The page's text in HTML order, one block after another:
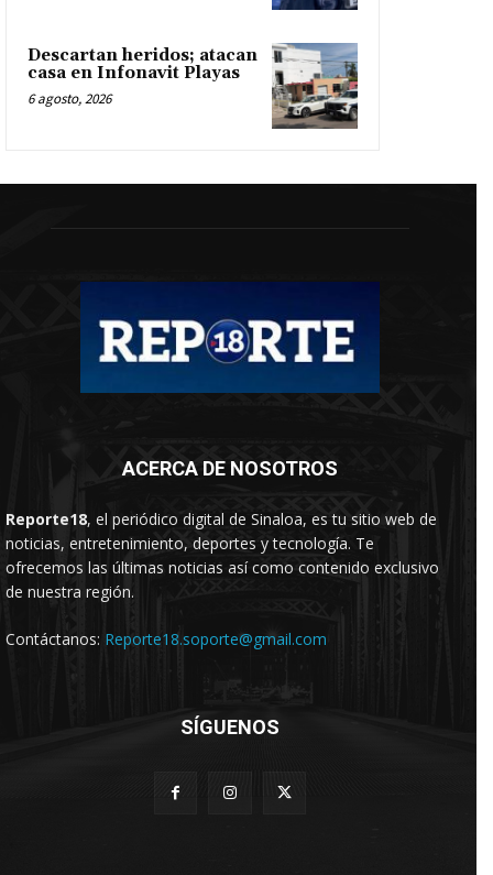
Descartan heridos; atacan
casa en Infonavit Playas
6 agosto, 2026
ACERCA DE NOSOTROS
Reporte18, el periódico digital de Sinaloa, es tu sitio web de
noticias, entretenimiento, deportes y tecnología. Te
ofrecemos las últimas noticias así como contenido exclusivo
de nuestra región.
Contáctanos: Reporte18.soporte@gmail.com
SÍGUENOS